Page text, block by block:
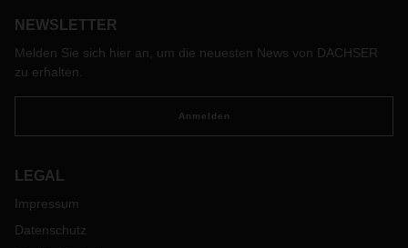
NEWSLETTER
Melden Sie sich hier an, um die neuesten News von DACHSER
zu erhalten.
Anmelden
LEGAL
Impressum
Datenschutz